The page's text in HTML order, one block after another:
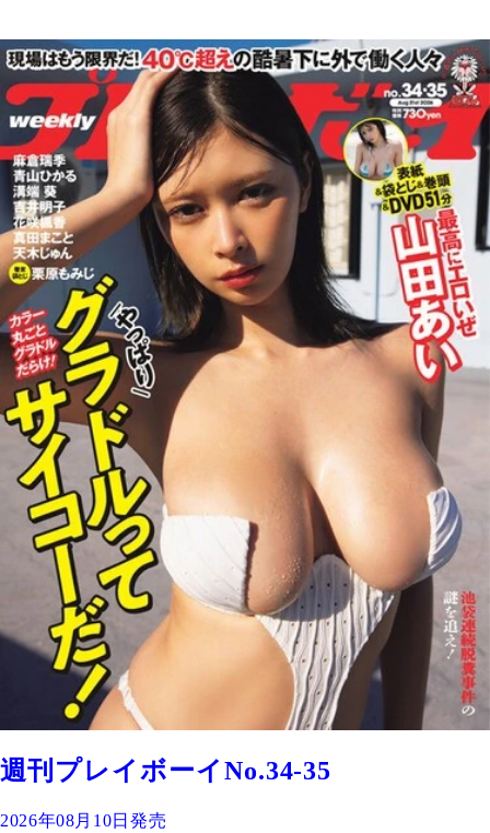
週刊プレイボーイNo.34-35
2026年08月10日発売